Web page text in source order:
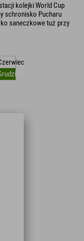
kolejki World Cup
schronisko Pucharu
saneczkowe tuż przy